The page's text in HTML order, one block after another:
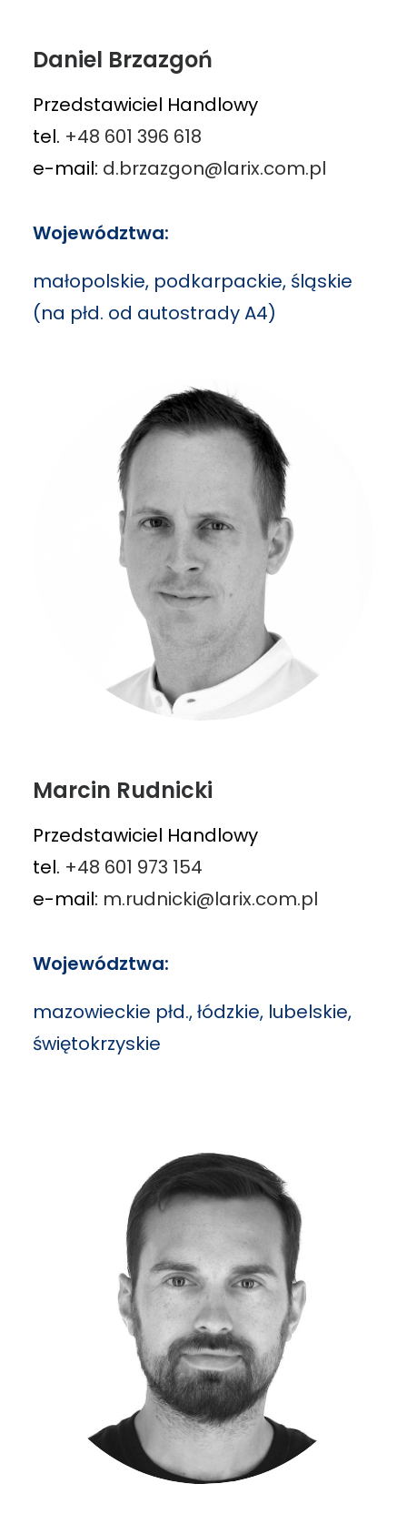
Daniel Brzazgoń
Przedstawiciel Handlowy
tel. +48 601 396 618
e-mail: d.brzazgon@larix.com.pl
Województwa:
małopolskie, podkarpackie, śląskie
(na płd. od autostrady A4)
Marcin Rudnicki
Przedstawiciel Handlowy
tel. +48 601 973 154
e-mail: m.rudnicki@larix.com.pl
Województwa:
mazowieckie płd., łódzkie, lubelskie,
świętokrzyskie